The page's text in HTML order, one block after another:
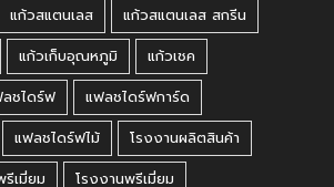
แก้วสแตนเลส
แก้วสแตนเลส สกรีน
แก้วเก็บอุณหภูมิ
แก้วเชค
ชไดร์ฟ
แฟลชไดร์ฟการ์ด
แฟลชไดร์ฟไม้
โรงงานผลิตสินค้า
เมี่ยม
โรงงานพรีเมี่ยม